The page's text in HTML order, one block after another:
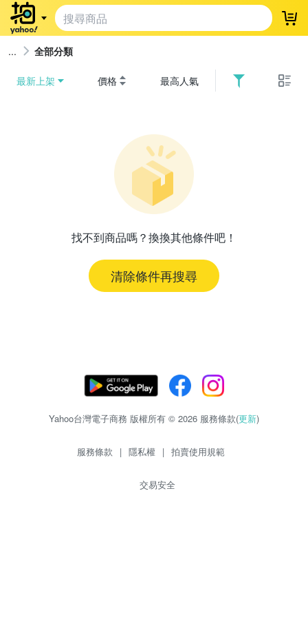
登
全部分類
最新上架 價格 最高人氣
找不到商品嗎？換換其他條件吧！
清除條件再搜尋
Yahoo台灣電子商務 版權所有 © 2026 服務條款(更新)
服務條款 | 隱私權 | 拍賣使用規範
交易安全